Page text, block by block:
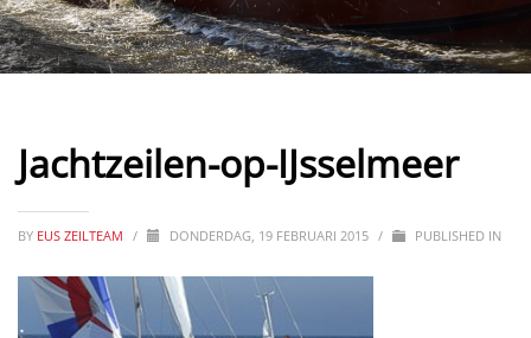
Jachtzeilen-op-IJsselmeer
BY EUS ZEILTEAM / DONDERDAG, 19 FEBRUARI 2015 / PUBLISHED IN